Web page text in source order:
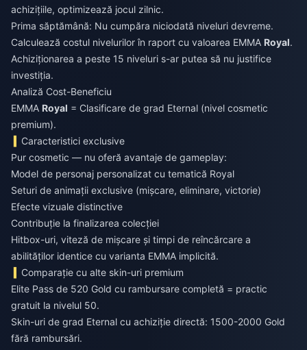
achizițiile, optimizează jocul zilnic.
Prima săptămână: Nu cumpăra niciodată niveluri devreme.
Calculează costul nivelurilor în raport cu valoarea EMMA Royal.
Achiziționarea a peste 15 niveluri s-ar putea să nu justifice
investiția.
Analiză Cost-Beneficiu
EMMA Royal = Clasificare de grad Eternal (nivel cosmetic
premium).
Caracteristici exclusive
Pur cosmetic — nu oferă avantaje de gameplay:
Model de personaj personalizat cu tematică Royal
Seturi de animații exclusive (mișcare, eliminare, victorie)
Efecte vizuale distinctive
Contribuție la finalizarea colecției
Hitbox-uri, viteză de mișcare și timpi de reîncărcare a
abilităților identice cu varianta EMMA implicită.
Comparație cu alte skin-uri premium
Elite Pass de 520 Gold cu rambursare completă = practic
gratuit la nivelul 50.
Skin-uri de grad Eternal cu achiziție directă: 1500-2000 Gold
fără rambursări.